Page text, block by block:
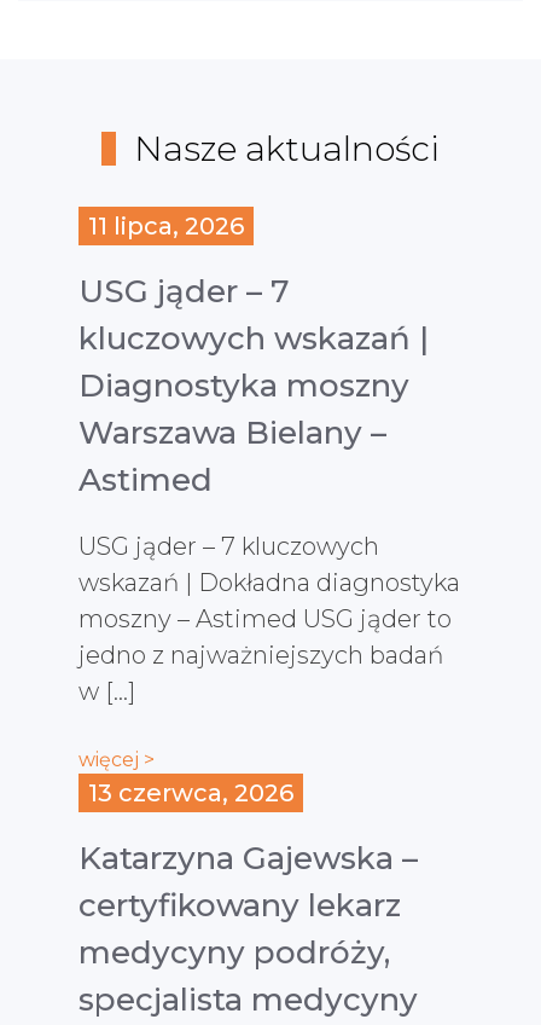
Nasze aktualności
11 lipca, 2026
USG jąder – 7
kluczowych wskazań |
Diagnostyka moszny
Warszawa Bielany –
Astimed
USG jąder – 7 kluczowych
wskazań | Dokładna diagnostyka
moszny – Astimed USG jąder to
jedno z najważniejszych badań
w […]
więcej >
13 czerwca, 2026
Katarzyna Gajewska –
certyfikowany lekarz
medycyny podróży,
specjalista medycyny